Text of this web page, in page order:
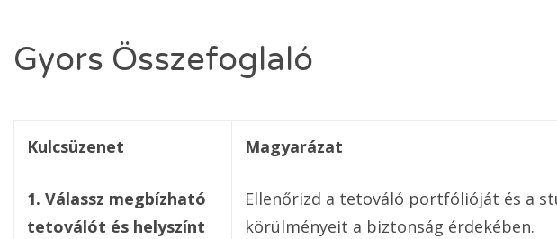
Gyors Összefoglaló
Kulcsüzenet Magyarázat
1. Válassz megbízható
tetoválót és helyszínt
Ellenőrizd a tetováló portfólióját és a
körülményeit a biztonság érdekében.